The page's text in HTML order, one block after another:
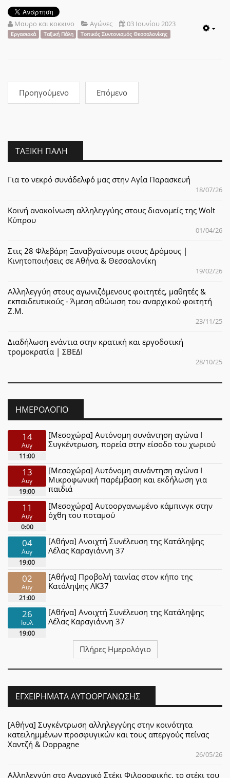
Μαυρο και κοκκινο Αγώνες 03 Ιουνίου 2023
Εργασιακά Ταξική Πάλη Τοπικός Συντονισμός Θεσσαλονίκης
Προηγούμενο Επόμενο
ΤΑΞΙΚΉ ΠΆΛΗ
Για το νεκρό συνάδελφό μας στην Αγία Παρασκευή
18/07/26
Κοινή ανακοίνωση αλληλεγγύης στους διανομείς της Wolt
Κύπρου
01/04/26
Στις 28 Φλεβάρη Ξαναβγαίνουμε στους Δρόμους |
Κινητοποιήσεις σε Αθήνα & Θεσσαλονίκη
19/02/26
Αλληλεγγύη στους αγωνιζόμενους φοιτητές, μαθητές &
εκπαιδευτικούς - Άμεση αθώωση του αναρχικού φοιτητή
Ζ.Μ.
23/11/25
Διαδήλωση ενάντια στην κρατική και εργοδοτική
τρομοκρατία | ΣΒΕΔΙ
28/10/25
ΗΜΕΡΟΛΌΓΙΟ
14
Αυγ
11:00
[Μεσοχώρα] Αυτόνομη συνάντηση αγώνα Ι
Συγκέντρωση, πορεία στην είσοδο του χωριού
13
Αυγ
19:00
[Μεσοχώρα] Αυτόνομη συνάντηση αγώνα Ι
Μικροφωνική παρέμβαση και εκδήλωση για
παιδιά
11
Αυγ
0:00
[Μεσοχώρα] Αυτοοργανωμένο κάμπινγκ στην
όχθη του ποταμού
04
Αυγ
19:00
[Αθήνα] Ανοιχτή Συνέλευση της Κατάληψης
Λέλας Καραγιάννη 37
02
Αυγ
21:00
[Αθήνα] Προβολή ταινίας στον κήπο της
Κατάληψης ΛΚ37
26
Ιουλ
19:00
[Αθήνα] Ανοιχτή Συνέλευση της Κατάληψης
Λέλας Καραγιάννη 37
Πλήρες Ημερολόγιο
ΕΓΧΕΙΡΉΜΑΤΑ ΑΥΤΟΟΡΓΆΝΩΣΗΣ
[Αθήνα] Συγκέντρωση αλληλεγγύης στην κοινότητα
κατειλημμένων προσφυγικών και τους απεργούς πείνας
Χαντζή & Doppagne
26/05/26
Αλληλεγγύη στο Αναρχικό Στέκι Φιλοσοφικής, το στέκι του